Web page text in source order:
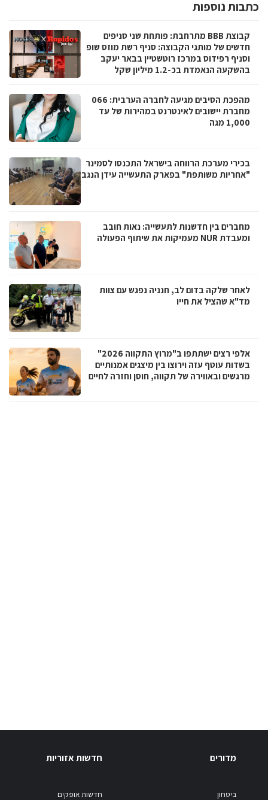
כתבות נוספות
קבוצת BBB מתרחבת: פותחת שני סניפים
חדשים של מותגי הקבוצה: סניף רשת מוזס שופ
וסניף רפידוס במרכז רוטשטיין בבאר יעקב
בהשקעה הנאמדת בכ-1.2 מיליון שקל
מהפכת הסיבים מגיעה לחברה הערבית: 066
מחברת יישובים לאינטרנט במהירות של עד
1,000 מגה
בכירי מערכת הרווחה בישראל התכנסו לסמינר
"אחריות משותפת" בפארק התעשייה עידן הנגב
מחברים בין חדשנות לתעשייה: נאות חובב
ומעבדת NUR מעמיקות את שיתוף הפעולה
לאחר שלקה בדום לב, חנניה נפגש עם צוות
מד"א שהציל את חייו
אלפי רצים ישתתפו ב"מרוץ התקווה 2026"
בשדות עוטף עזה וירוצו בין מיצגים אמנותיים
מרגשים ובאווירה של תקווה, חוסן וחזרה לחיים
מדורים
ביטחון
חדשות אזוריות
חדשות אופקים